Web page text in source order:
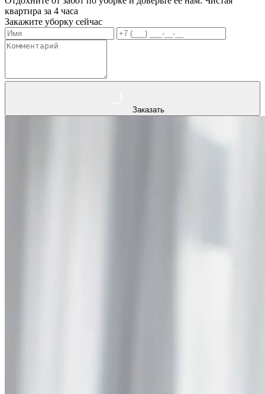
квартира за 4 часа
Закажите уборку сейчас
Заказать